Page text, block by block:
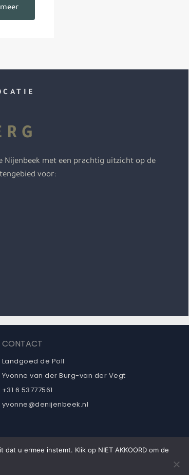
Nijenbeek met een prachtig uitzicht op de
voor:
CONTACT
Landgoed de Poll
Yvonne van der Burg-van der Vegt
+31 6 53777561
yvonne@denijenbeek.nl
u ermee instemt. Klik op NIET AKKOORD om de